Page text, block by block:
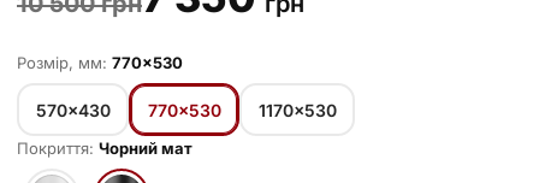
Розмір, мм: 770×530
570×430 770×530 1170×530
Покриття: Чорний мат